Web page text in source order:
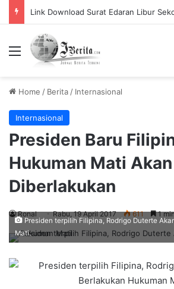
Link Download Surat Edaran Libur
Menu
Home / Berita / Internasional
Internasional
Presiden Baru
Hukuman Mati
Diberlakukan
Ronal Rabu, 19 April 2017 611 1
Presiden terpilih Filipina, Rodrigo Duterte
Mati.